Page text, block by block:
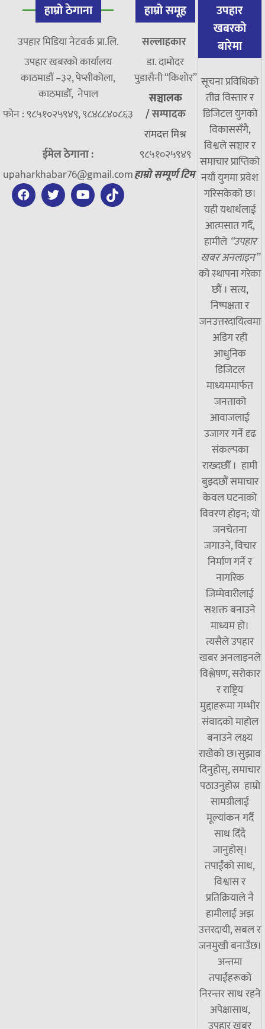
हाम्रो ठेगाना
उपहार मिडिया नेटवर्क प्रा.लि.
उपहार खबरको कार्यालय
काठमाडौं –३२, पेप्सीकोला,
काठमाडौँ, नेपाल
फोन : ९८५१०२५९४९, ९८४८८४०८६३
ईमेल ठेगाना :
upaharkhabar76@gmail.com
हाम्रो समूह
सल्लाहकार
डा. दामाेदर
पुडासैनी “किशाेर”
सञ्चालक
/सम्पादक
रामदत्त मिश्र
९८५१०२५९४९
हाम्रो सम्पूर्ण टिम
उपहार
खबरको
बारेमा
सूचना प्रविधिको
तीव्र विस्तार र
डिजिटल युगको
विकाससँगै,
विश्वले सञ्चार र
समाचार प्राप्तिको
नयाँ युगमा प्रवेश
गरिसकेको छ।
यही यथार्थलाई
आत्मसात गर्दै,
हामीले “उपहार
खबर अनलाइन”
को स्थापना गरेका
छौं । सत्य,
निष्पक्षता र
जनउत्तरदायित्वमा
अडिग रही
आधुनिक
डिजिटल
माध्यममार्फत
जनताको
आवाजलाई
उजागर गर्ने दृढ
संकल्पका
राख्दछौँ । हामी
बुझ्दछौं समाचार
केवल घटनाको
विवरण होइन; यो
जनचेतना
जगाउने, विचार
निर्माण गर्ने र
नागरिक
जिम्मेवारीलाई
सशक्त बनाउने
माध्यम हो।
त्यसैले उपहार
खबर अनलाइनले
विश्लेषण, सरोकार
र राष्ट्रिय
मुद्दाहरूमा गम्भीर
संवादको माहोल
बनाउने लक्ष्य
राखेको छ।सुझाव
दिनुहोस्, समाचार
पठाउनुहोस्र हाम्रो
सामग्रीलाई
मूल्यांकन गर्दै
साथ दिँदै
जानुहोस्।
तपाईंको साथ,
विश्वास र
प्रतिक्रियाले नै
हामीलाई अझ
उत्तरदायी, सबल र
जनमुखी बनाउँछ।
अन्तमा
तपाईंहरूको
निरन्तर साथ रहने
अपेक्षासाथ,